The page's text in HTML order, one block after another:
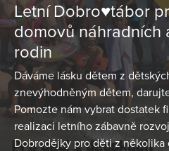
Letní Dobro♥tábor
domovů náhradních
rodin
Dáváme lásku dětem z
znevýhodněným dětem,
Pomozte nám vybrat dostatek
realizaci letního zábavně
Dobrodějky pro děti z několika